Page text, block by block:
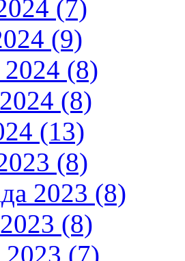
(7)
(9)
2024 (8)
(8)
(13)
(8)
2023 (8)
(8)
2023 (7)